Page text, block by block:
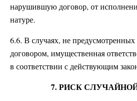
нарушившую договор, от
натуре.
6.6. В случаях, не
договором, имущественная
в соответствии с действующим
7. РИСК